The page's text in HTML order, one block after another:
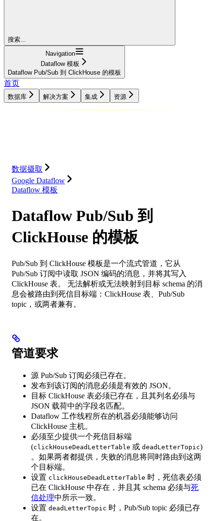
搜索...
Navigation
Dataflow 模板
Dataflow Pub/Sub 到 ClickHouse 的模板
首页
数据库 解决方案 集成 资源
数据摄取
Google Dataflow
Dataflow 模板
Dataflow Pub/Sub 到
ClickHouse 的模板
Pub/Sub 到 ClickHouse 模板是一个流式管道，它从
Pub/Sub 订阅中读取 JSON 编码的消息，并将其写入
ClickHouse 表。 无法解析或无法映射到目标 schema 的消
息会被路由到死信目标端：ClickHouse 表、Pub/Sub
topic，或两者兼有。
管道要求
源 Pub/Sub 订阅必须已存在。
发布到该订阅的消息必须是有效的 JSON。
目标 ClickHouse 表必须已存在，且其列名必须与
JSON 载荷中的字段名匹配。
Dataflow 工作线程所在的机器必须能够访问
ClickHouse 主机。
必须至少提供一个死信目标端
(clickHouseDeadLetterTable 或 deadLetterTopic)
。如果两者都提供，失败的消息将同时路由到这两
个目标端。
设置 clickHouseDeadLetterTable 时，死信表必须
已在 ClickHouse 中存在，并且其 schema 必须与死
信处理中所示一致。
设置 deadLetterTopic 时，Pub/Sub topic 必须已存
在。